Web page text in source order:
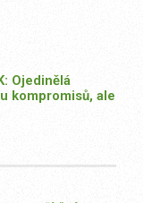
Ojedinělá
kompromisů, ale